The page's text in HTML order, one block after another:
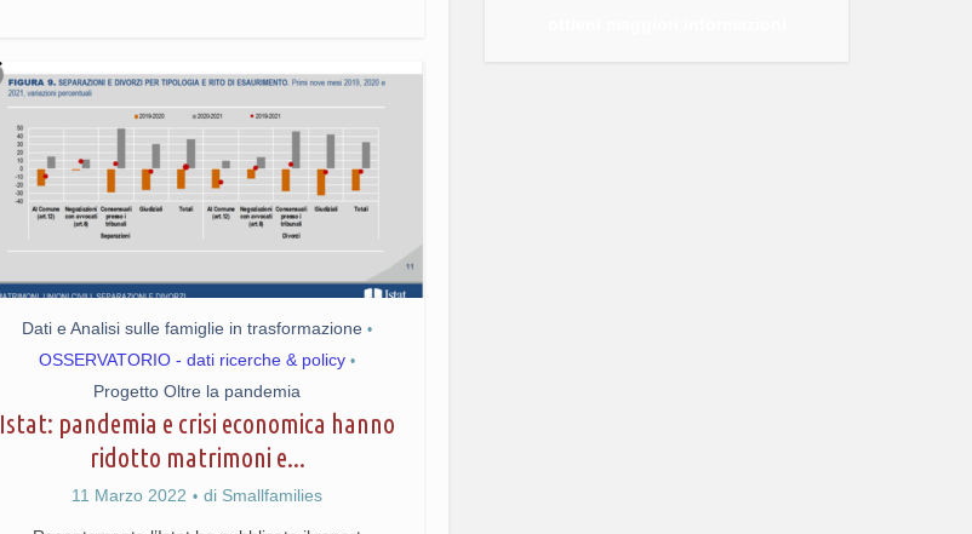
Dati e Analisi sulle famiglie in trasformazione •
OSSERVATORIO - dati ricerche & policy •
Progetto Oltre la pandemia
Istat: pandemia e crisi economica hanno
ridotto matrimoni e...
11 Marzo 2022 di Smallfamilies